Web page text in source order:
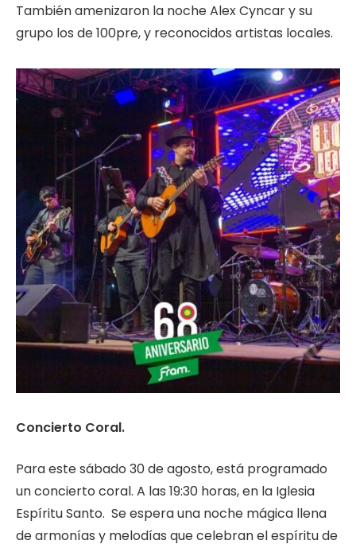
También amenizaron la noche Alex Cyncar y su
grupo los de 100pre, y reconocidos artistas locales.
Concierto Coral.
Para este sábado 30 de agosto, está programado
un concierto coral. A las 19:30 horas, en la Iglesia
Espíritu Santo. Se espera una noche mágica llena
de armonías y melodías que celebran el espíritu de